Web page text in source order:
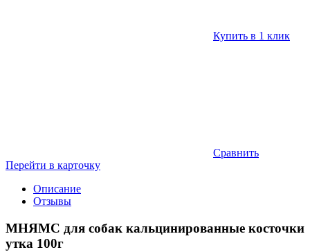
Купить в 1 клик
Сравнить
Перейти в карточку
Описание
Отзывы
МНЯМС для собак кальцинированные косточки
утка 100г